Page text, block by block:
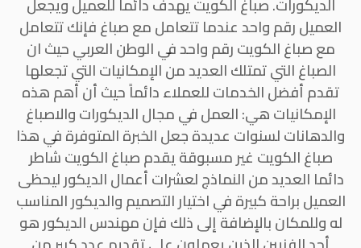
العميل رقم واحد عندما تتعامل مع صباغ فإنك تتعامل
مع صباغ الكويت رقم واحد في الوطن العربي حيث ان
الصباغ التي تمتلك العديد من الإمكانيات التي تجعلها
تقدم أفضل الخدمات للعملاء دائماً حيث أن أهم هذه
الإمكانيات هي: العمل في مجال الديكورات والاصباغ
والدهانات لسنوات عديدة جعل الخبرة المتوفرة في هذا
صباغ الكويت غير مسبوقة يقدم صباغ الكويت شاطر
دائما العديد من النماذج لعشرات أعمال الديكور ليحظى
العميل براحة كبيرة في اختيار التصميم والديكور المناسب
له وللمكان بالإضافة إلى ذلك فإن مهندس الديكور هو